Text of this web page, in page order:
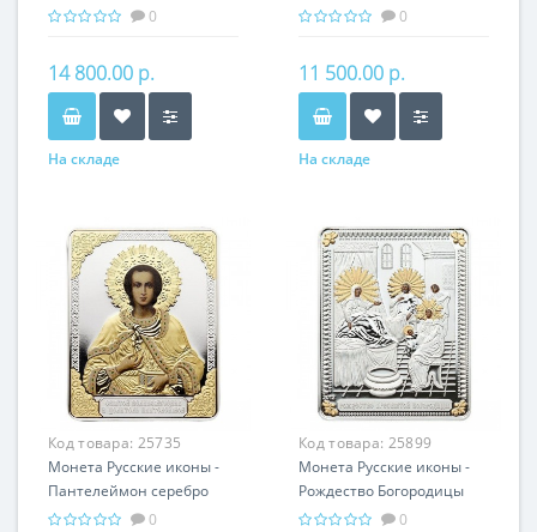
православная святыня
0
14 800.00 р.
На складе
серебро 25.00 гр -
0
11 500.00 р.
На складе
Код товара: 25735
Монета Русские иконы -
Пантелеймон серебро
25.00 гр - православный
0
Код товара: 25899
Монета Русские иконы -
Рождество Богородицы
серебро 25.00 гр -
0